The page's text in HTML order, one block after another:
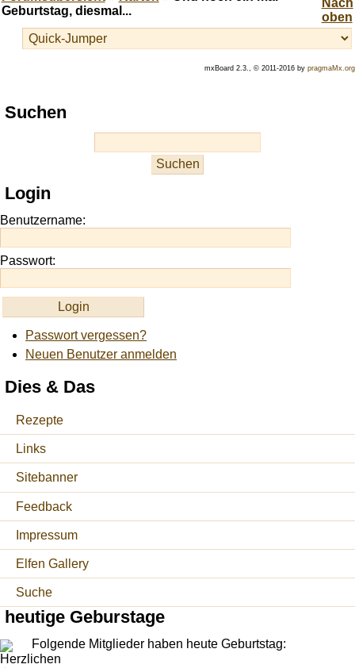
Geburtstag, diesmal...
mxBoard 2.3., © 2011-2016 by pragmaMx.org
Play
best
site
https://onlineslots.money/
Suchen
Login
Benutzername:
Passwort:
Passwort vergessen?
Neuen Benutzer anmelden
Dies & Das
Rezepte
Links
Sitebanner
Feedback
Impressum
Elfen Gallery
Suche
heutige Geburstage
Folgende Mitglieder haben heute Geburtstag: